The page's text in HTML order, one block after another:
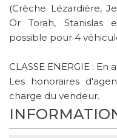
(Crèche Lézardière,
Or Torah, Stanislas
possible pour 4
CLASSE ENERGIE : En
Les honoraires
charge du vendeur.